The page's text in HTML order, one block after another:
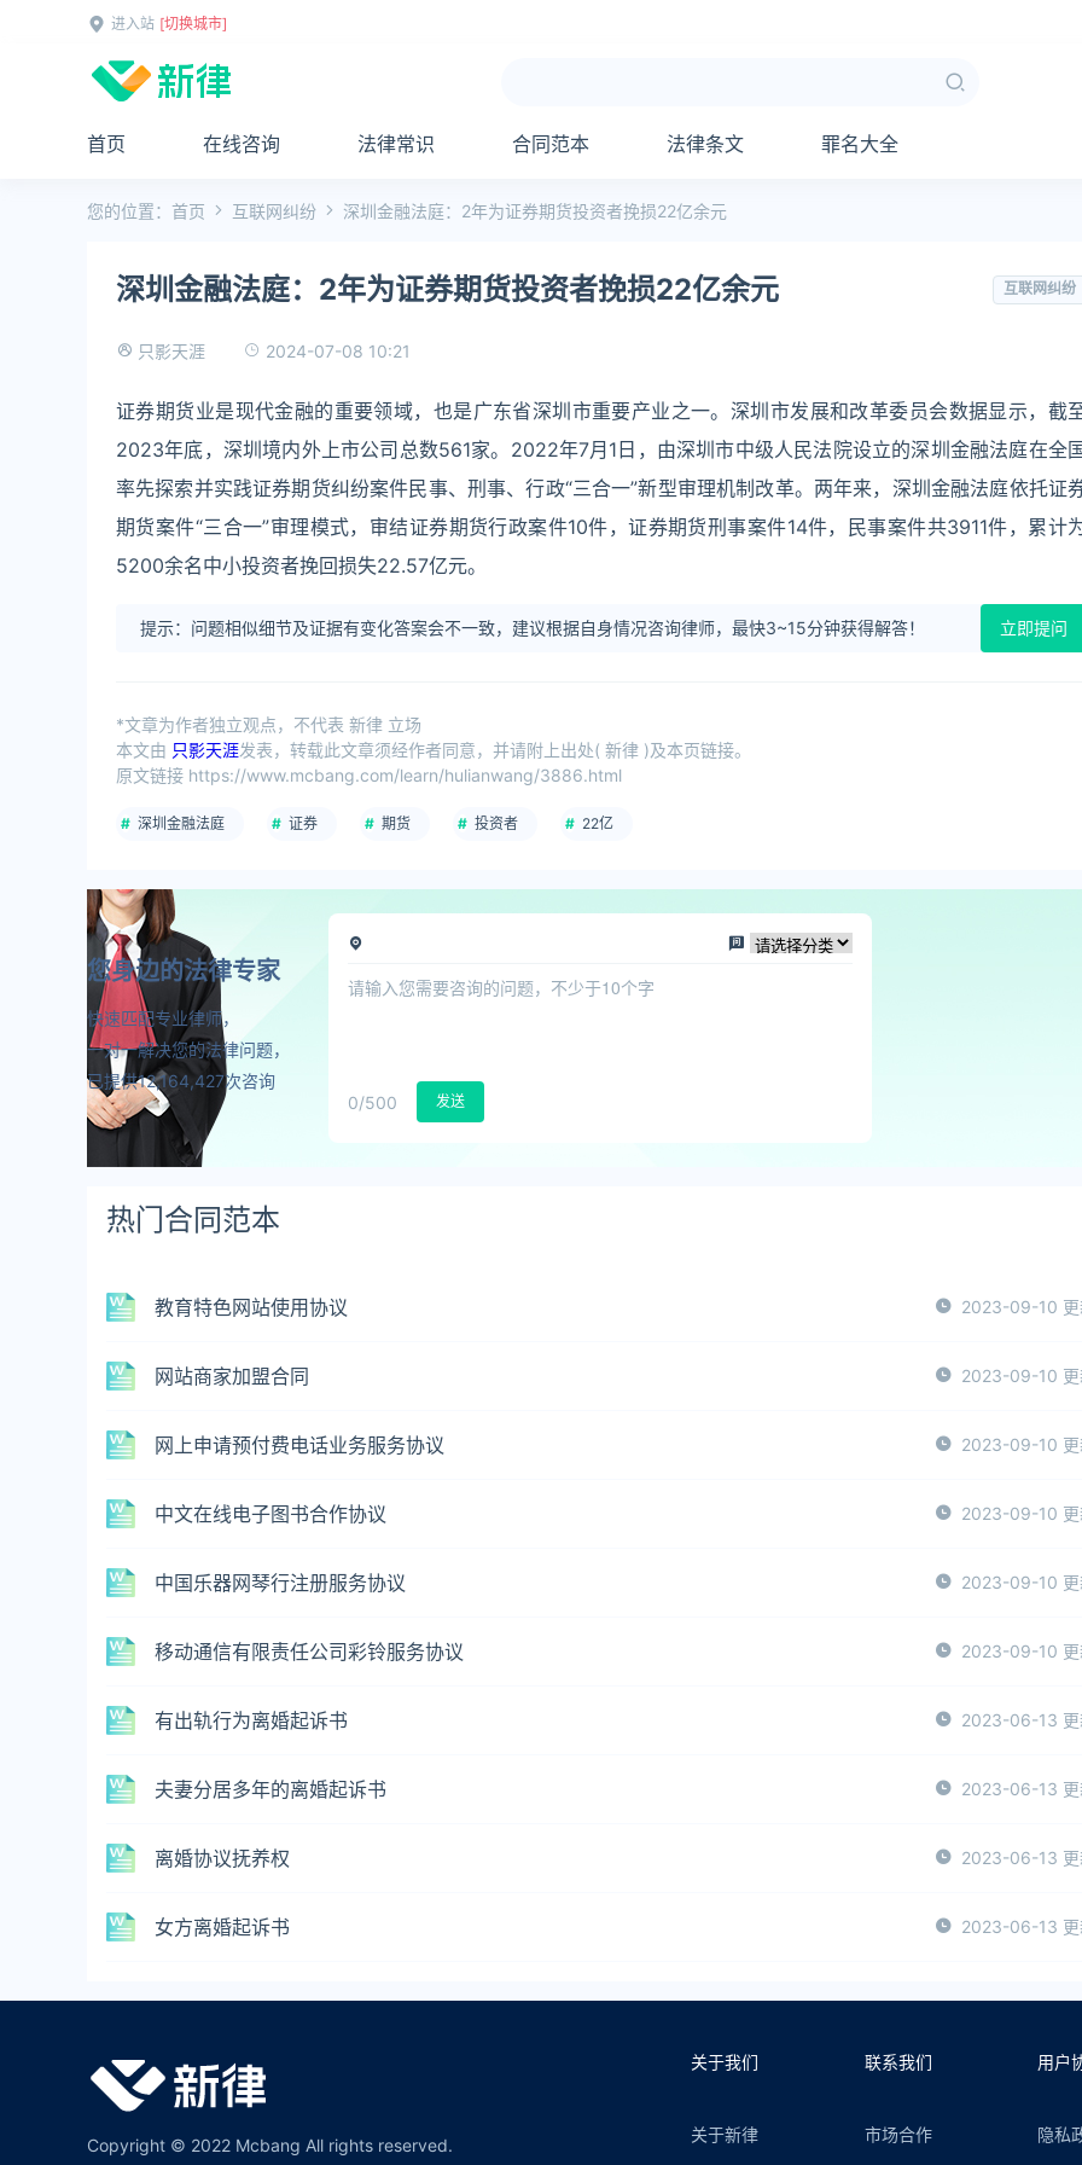
进入站 [切换城市]
首页 在线咨询 法律常识 合同范本 法律条文 罪名大全
您的位置： 首页 互联网纠纷 深圳金融法庭：2年为证券期货投资者挽损22亿余元
深圳金融法庭：2年为证券期货投资者挽损22亿余元 互联网纠纷
只影天涯 2024-07-08 10:21
证券期货业是现代金融的重要领域，也是广东省深圳市重要产业之一。深圳市发展和改革委员会数据显示，截
2023年底，深圳境内外上市公司总数561家。2022年7月1日，由深圳市中级人民法院设立的深圳金融法庭在全
率先探索并实践证券期货纠纷案件民事、刑事、行政“三合一”新型审理机制改革。两年来，深圳金融法庭依托证
期货案件“三合一”审理模式，审结证券期货行政案件10件，证券期货刑事案件14件，民事案件共3911件，累计
5200余名中小投资者挽回损失22.57亿元。
提示：问题相似细节及证据有变化答案会不一致，建议根据自身情况咨询律师，最快3~15分钟获得解答！ 立即提问
*文章为作者独立观点，不代表 新律 立场
本文由 只影天涯发表，转载此文章须经作者同意，并请附上出处( 新律 )及本页链接。
原文链接 https://www.mcbang.com/learn/hulianwang/3886.html
深圳金融法庭 证券 期货 投资者 22亿
您身边的法律专家
快速匹配专业律师，
一对一解决您的法律问题，
已提供12,164,427次咨询
0/500 发送
热门合同范本
教育特色网站使用协议 2023-09-10 更
网站商家加盟合同 2023-09-10 更
网上申请预付费电话业务服务协议 2023-09-10 更
中文在线电子图书合作协议 2023-09-10 更
中国乐器网琴行注册服务协议 2023-09-10 更
移动通信有限责任公司彩铃服务协议 2023-09-10 更
有出轨行为离婚起诉书 2023-06-13 更
夫妻分居多年的离婚起诉书 2023-06-13 更
离婚协议抚养权 2023-06-13 更
女方离婚起诉书 2023-06-13 更
Copyright © 2022 Mcbang All rights reserved.
关于我们
关于新律
联系我们
市场合作
用户
隐私